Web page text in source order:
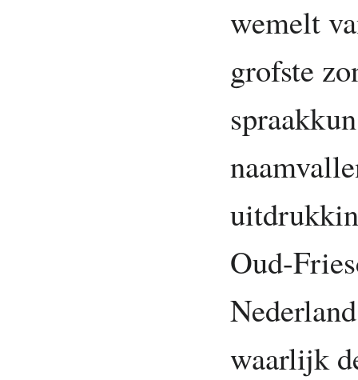
wemelt
grofste
Oud-
waarlijk